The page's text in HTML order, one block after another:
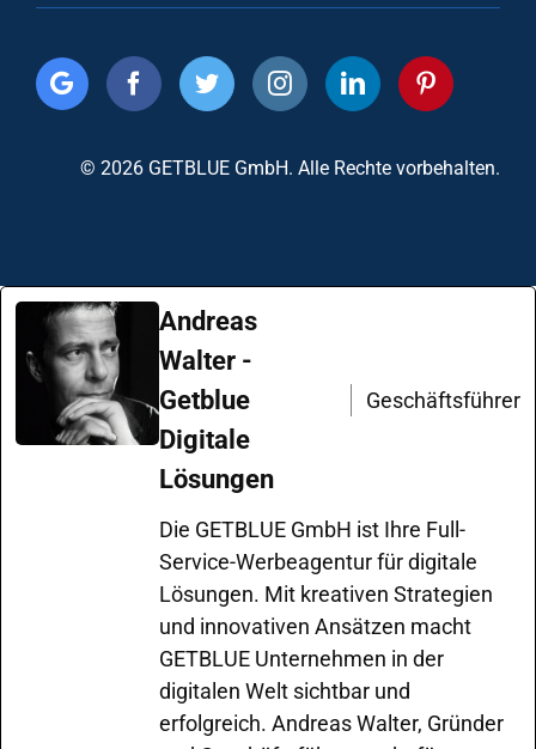
© 2026 GETBLUE GmbH. Alle Rechte vorbehalten.
Andreas
Walter -
Getblue
Digitale
Lösungen
Geschäftsführer
Die GETBLUE GmbH ist Ihre Full-
Service-Werbeagentur für digitale
Lösungen. Mit kreativen Strategien
und innovativen Ansätzen macht
GETBLUE Unternehmen in der
digitalen Welt sichtbar und
erfolgreich. Andreas Walter, Gründer